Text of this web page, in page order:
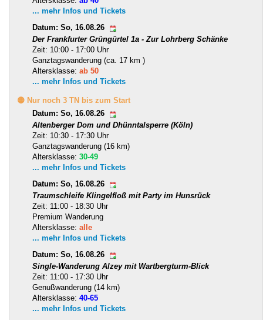
... mehr Infos und Tickets
Datum: So, 16.08.26
Der Frankfurter Grüngürtel 1a - Zur Lohrberg Schänke
Zeit: 10:00 - 17:00 Uhr
Ganztagswanderung (ca. 17 km )
Altersklasse: ab 50
... mehr Infos und Tickets
🟡 Nur noch 3 TN bis zum Start
Datum: So, 16.08.26
Altenberger Dom und Dhünntalsperre (Köln)
Zeit: 10:30 - 17:30 Uhr
Ganztagswanderung (16 km)
Altersklasse: 30-49
... mehr Infos und Tickets
Datum: So, 16.08.26
Traumschleife Klingelfloß mit Party im Hunsrück
Zeit: 11:00 - 18:30 Uhr
Premium Wanderung
Altersklasse: alle
... mehr Infos und Tickets
Datum: So, 16.08.26
Single-Wanderung Alzey mit Wartbergturm-Blick
Zeit: 11:00 - 17:30 Uhr
Genußwanderung (14 km)
Altersklasse: 40-65
... mehr Infos und Tickets